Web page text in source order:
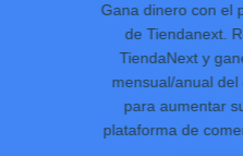
Gana dinero con el
de Tiendanext.
TiendaNext y
mensual/anual
para aumentar
plataforma de